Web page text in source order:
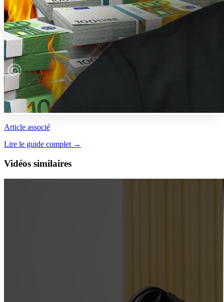
Article associé
Lire le guide complet →
Vidéos similaires